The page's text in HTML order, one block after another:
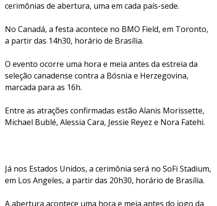
cerimônias de abertura, uma em cada país-sede.
No Canadá, a festa acontece no BMO Field, em Toronto,
a partir das 14h30, horário de Brasília.
O evento ocorre uma hora e meia antes da estreia da
seleção canadense contra a Bósnia e Herzegovina,
marcada para as 16h.
Entre as atrações confirmadas estão Alanis Morissette,
Michael Bublé, Alessia Cara, Jessie Reyez e Nora Fatehi.
Já nos Estados Unidos, a cerimônia será no SoFi Stadium,
em Los Angeles, a partir das 20h30, horário de Brasília.
A abertura acontece uma hora e meia antes do jogo da